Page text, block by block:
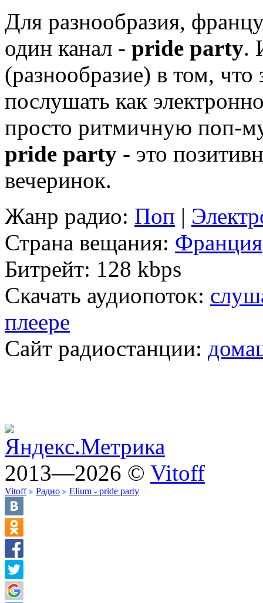
Для разнообразия,
один канал - pride party.
(разнообразие) в том,
послушать как
просто ритмичную поп-
pride party - это
вечеринок.
Жанр радио: Поп |
Страна вещания: Франция
Битрейт: 128 kbps
Скачать аудиопоток:
плеере
Сайт радиостанции:
2013—2026 © Vitoff
Vitoff Радио Elium - pride party